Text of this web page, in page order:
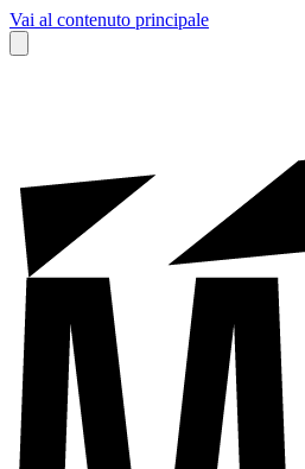
Vai al contenuto principale